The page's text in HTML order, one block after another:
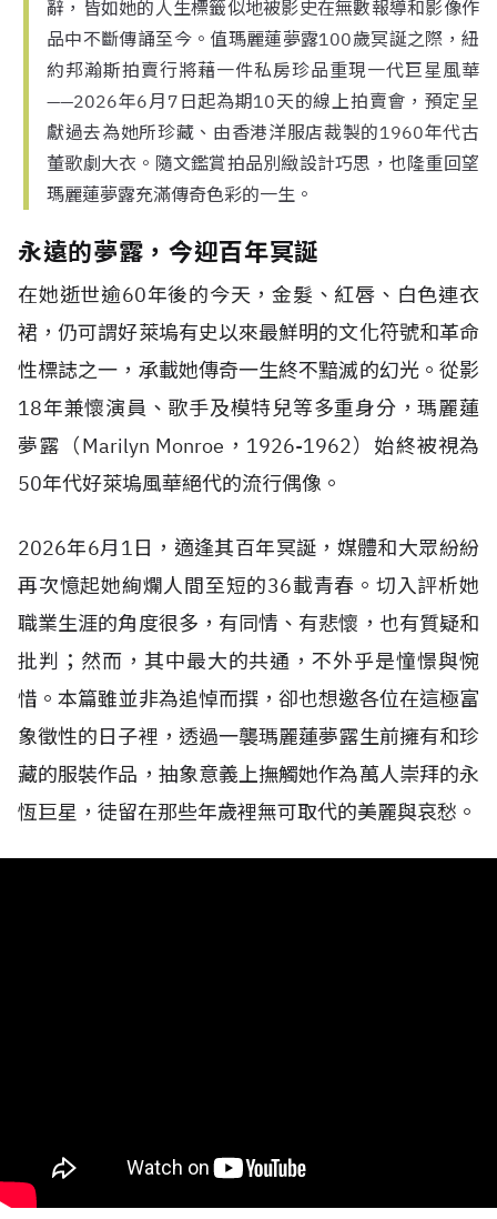
辭，皆如她的人生標籤似地被影史在無數報導和影像作
品中不斷傳誦至今。值瑪麗蓮夢露100歲冥誕之際，紐
約邦瀚斯拍賣行將藉一件私房珍品重現一代巨星風華
——2026年6月7日起為期10天的線上拍賣會，預定呈
獻過去為她所珍藏、由香港洋服店裁製的1960年代古
董歌劇大衣。隨文鑑賞拍品別緻設計巧思，也隆重回望
瑪麗蓮夢露充滿傳奇色彩的一生。
永遠的夢露，今迎百年冥誕
在她逝世逾60年後的今天，金髮、紅唇、白色連衣
裙，仍可謂好萊塢有史以來最鮮明的文化符號和革命
性標誌之一，承載她傳奇一生終不黯滅的幻光。從影
18年兼懷演員、歌手及模特兒等多重身分，瑪麗蓮
夢露（Marilyn Monroe，1926-1962）始終被視為
50年代好萊塢風華絕代的流行偶像。
2026年6月1日，適逢其百年冥誕，媒體和大眾紛紛
再次憶起她絢爛人間至短的36載青春。切入評析她
職業生涯的角度很多，有同情、有悲懷，也有質疑和
批判；然而，其中最大的共通，不外乎是憧憬與惋
惜。本篇雖並非為追悼而撰，卻也想邀各位在這極富
象徵性的日子裡，透過一襲瑪麗蓮夢露生前擁有和珍
藏的服裝作品，抽象意義上撫觸她作為萬人崇拜的永
恆巨星，徒留在那些年歲裡無可取代的美麗與哀愁。